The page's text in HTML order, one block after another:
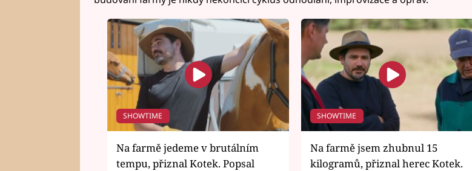
SHOWTIME
Na farmě jedeme v brutálním
tempu, přiznal Kotek. Popsal
SHOWTIME
Na farmě jsem zhubnul 15
kilogramů, přiznal herec Kotek.